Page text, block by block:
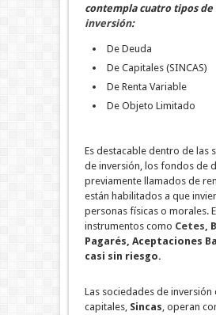
contempla cuatro tipos de
inversión:
De Deuda
De Capitales (SINCAS)
De Renta Variable
De Objeto Limitado
Es destacable dentro de las
de inversión, los fondos de
previamente llamados de
están habilitados a que
personas físicas o morales.
instrumentos como Cetes,
Pagarés, Aceptaciones
casi sin riesgo.
Las sociedades de inversión
capitales, Sincas, operan